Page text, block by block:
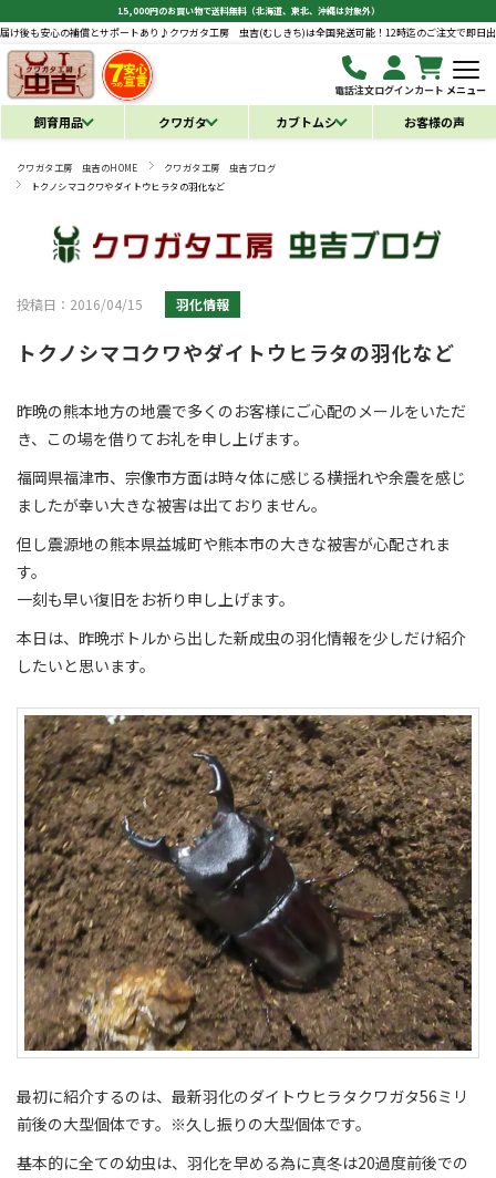
15,000円のお買い物で送料無料（北海道、東北、沖縄は対象外）
心の補償とサポートあり♪クワガタ工房 虫吉(むしきち)は全国発送可能！12時迄のご注文で即日出荷！お
電話注文ログインカート メニュー
飼育用品 クワガタ カブトムシ お客様の声
クワガタ工房 虫吉のHOME
クワガタ工房 虫吉ブログ
トクノシマコクワやダイトウヒラタの羽化など
投稿日：2016/04/15 羽化情報
トクノシマコクワやダイトウヒラタの羽化など
昨晩の熊本地方の地震で多くのお客様にご心配のメールをいただ
き、この場を借りてお礼を申し上げます。
福岡県福津市、宗像市方面は時々体に感じる横揺れや余震を感じ
ましたが幸い大きな被害は出ておりません。
但し震源地の熊本県益城町や熊本市の大きな被害が心配されま
す。
一刻も早い復旧をお祈り申し上げます。
本日は、昨晩ボトルから出した新成虫の羽化情報を少しだけ紹介
したいと思います。
最初に紹介するのは、最新羽化のダイトウヒラタクワガタ56ミリ
前後の大型個体です。※久し振りの大型個体です。
基本的に全ての幼虫は、羽化を早める為に真冬は20過度前後での